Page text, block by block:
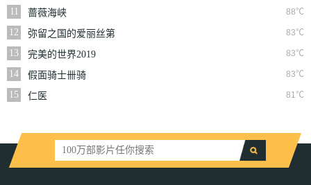
11
88℃
蔷薇海峡
12
83℃
弥留之国的爱丽丝第
三季
13 83℃
完美的世界2019
14
83℃
假面骑士卌骑
15
81℃
仁医